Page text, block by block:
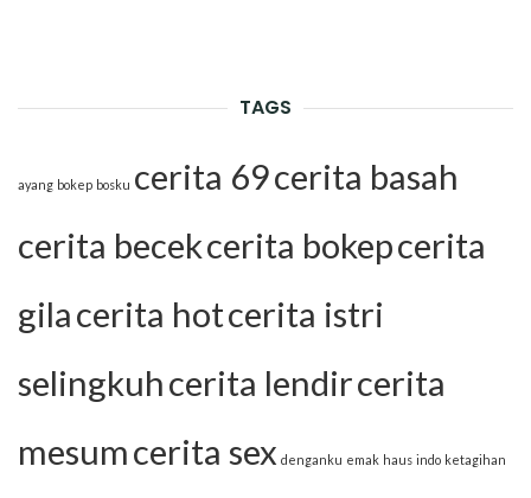
TAGS
ayang bokep bosku cerita 69cerita basah
cerita becekcerita bokepcerita
gilacerita hotcerita istri
selingkuhcerita lendircerita
mesumcerita sex denganku emak haus indo ketagihan